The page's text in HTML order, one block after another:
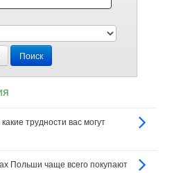
Поиск
трудности вас могут
Польши чаще всего покупают